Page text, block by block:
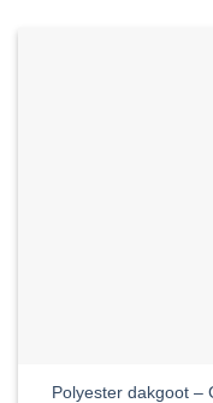
Polyester dakgoot –